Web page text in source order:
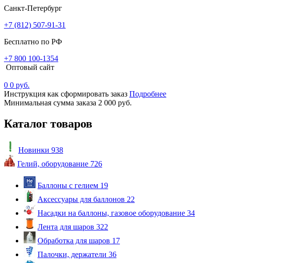
Санкт-Петербург
+7 (812) 507-91-31
Бесплатно по РФ
+7 800 100-1354
Оптовый сайт
0 0 руб.
Инструкция как сформировать заказ Подробнее
Минимальная сумма заказа 2 000 руб.
Каталог товаров
Новинки 938
Гелий, оборудование 726
Баллоны с гелием 19
Аксессуары для баллонов 22
Насадки на баллоны, газовое оборудование 34
Лента для шаров 322
Обработка для шаров 17
Палочки, держатели 36